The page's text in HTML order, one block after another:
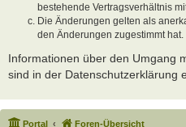
bestehende Vertragsverhältnis
Die Änderungen gelten als
den Änderungen zugestimmt hat.
Informationen über den Umgang
sind in der Datenschutzerklärung
Portal Foren-Übersicht